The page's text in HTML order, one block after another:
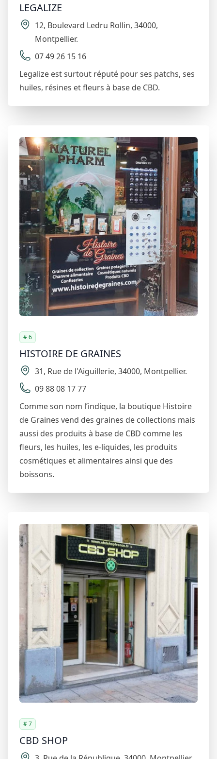
LEGALIZE
12, Boulevard Ledru Rollin, 34000,
Montpellier.
07 49 26 15 16
Legalize est surtout réputé pour ses patchs, ses
huiles, résines et fleurs à base de CBD.
# 6
HISTOIRE DE GRAINES
31, Rue de l'Aiguillerie, 34000, Montpellier.
09 88 08 17 77
Comme son nom l’indique, la boutique Histoire
de Graines vend des graines de collections mais
aussi des produits à base de CBD comme les
fleurs, les huiles, les e-liquides, les produits
cosmétiques et alimentaires ainsi que des
boissons.
# 7
CBD SHOP